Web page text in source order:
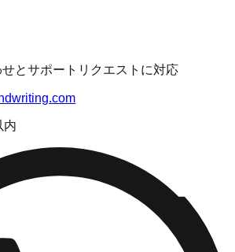
とサポートリクエストに対応
内